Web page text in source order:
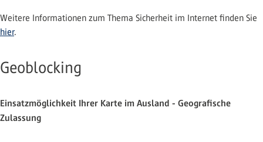
Weitere Informationen zum Thema Sicherheit im Internet finden Sie
hier.
Geoblocking
Einsatzmöglichkeit Ihrer Karte im Ausland - Geografische
Zulassung